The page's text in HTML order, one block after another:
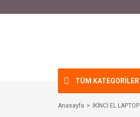
TÜM KATEGORİLER
Anasayfa İKİNCİ EL LAPTOP